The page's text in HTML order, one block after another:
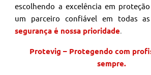
escolhendo a excelência em
um parceiro confiável em todas as
segurança é nossa prioridade
Protevig – Protegendo com
sempre.